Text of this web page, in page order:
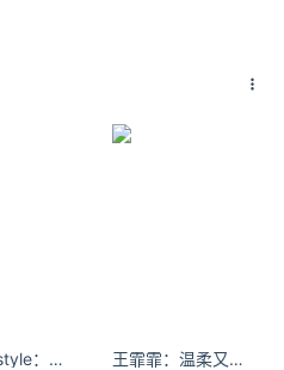
诊病例行程轨迹
小雅家style：语言无力时，让沉默发声。人生的答卷没有橡皮擦，写上去就无法再更改。 王霏霏：温柔又不失气场。